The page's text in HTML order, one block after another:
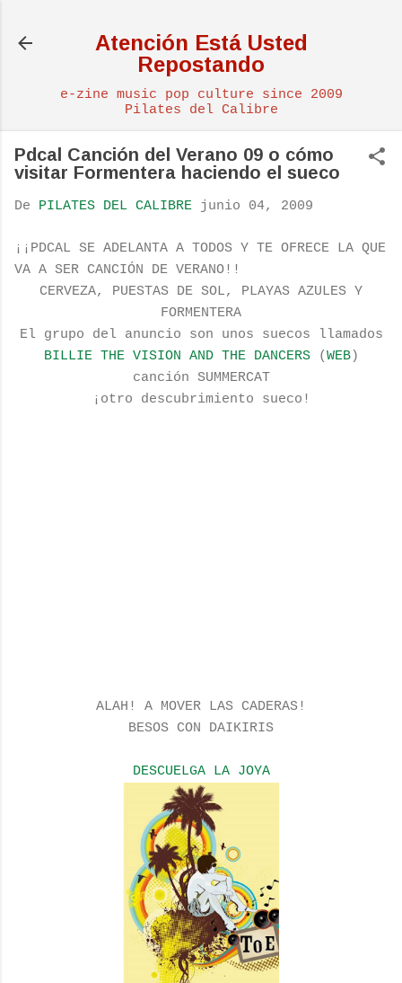
Atención Está Usted
Repostando
e-zine music pop culture since 2009
Pilates del Calibre
Pdcal Canción del Verano 09 o cómo
visitar Formentera haciendo el sueco
De PILATES DEL CALIBRE junio 04, 2009
¡¡PDCAL SE ADELANTA A TODOS Y TE OFRECE LA QUE
VA A SER CANCIÓN DE VERANO!!
CERVEZA, PUESTAS DE SOL, PLAYAS AZULES Y
FORMENTERA
El grupo del anuncio son unos suecos llamados
BILLIE THE VISION AND THE DANCERS(WEB)
canción SUMMERCAT
¡otro descubrimiento sueco!
ALAH! A MOVER LAS CADERAS!
BESOS CON DAIKIRIS
DESCUELGA LA JOYA